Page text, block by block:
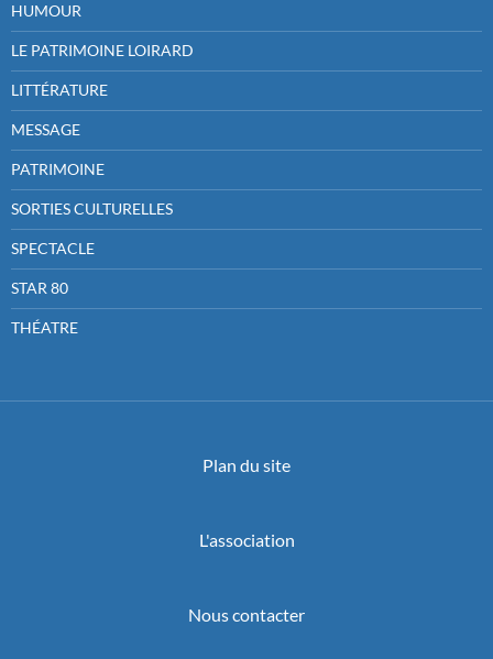
HUMOUR
LE PATRIMOINE LOIRARD
LITTÉRATURE
MESSAGE
PATRIMOINE
SORTIES CULTURELLES
SPECTACLE
STAR 80
THÉATRE
Plan du site
L'association
Nous contacter